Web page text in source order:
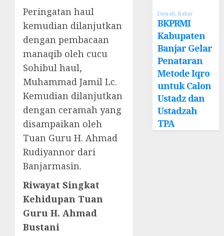
Peringatan haul
kemudian dilanjutkan
dengan pembacaan
manaqib oleh cucu
Sohibul haul,
Muhammad Jamil Lc.
Kemudian dilanjutkan
dengan ceramah yang
disampaikan oleh
Tuan Guru H. Ahmad
Rudiyannor dari
Banjarmasin.
Riwayat Singkat
Kehidupan Tuan
Guru H. Ahmad
Bustani
Daerah,Kabar
BKPRMI
Kabupaten
Banjar Gelar
Penataran
Metode Iqro
untuk Calon
Ustadz dan
Ustadzah
TPA